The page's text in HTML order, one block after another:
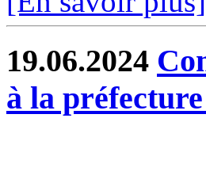
19.06.2024
à la